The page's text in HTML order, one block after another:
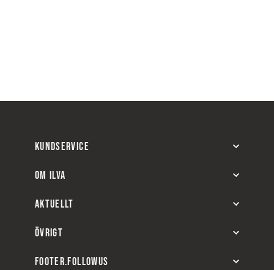
KUNDSERVICE
OM ILVA
AKTUELLT
ÖVRIGT
FOOTER.FOLLOWUS